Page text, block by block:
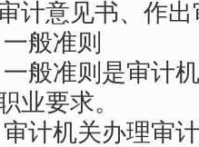
计意见书、作
般准则
般准则是审计
业要求。
计机关办理审